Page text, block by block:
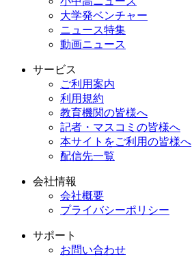
大学発ベンチャー
ニュース特集
動画ニュース
サービス
ご利用案内
利用規約
教育機関の皆様へ
記者・マスコミの皆様へ
本サイトをご利用の皆様へ
配信先一覧
会社情報
会社概要
プライバシーポリシー
サポート
お問い合わせ